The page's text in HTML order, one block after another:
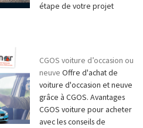
étape de votre projet
CGOS voiture d’occasion ou
neuve Offre d'achat de
voiture d'occasion et neuve
grâce à CGOS. Avantages
CGOS voiture pour acheter
avec les conseils de